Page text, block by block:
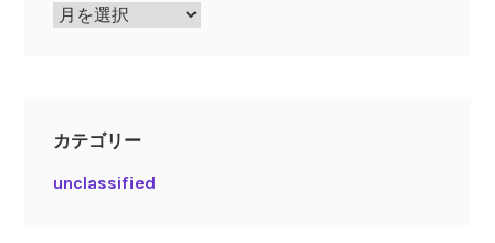
ア
カテゴリー
unclassified